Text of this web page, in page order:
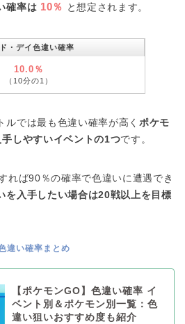
確率は 10％ と想定されます。
・デイ色違い確率
10.0％
（10分の1）
ルでは最も色違い確率が高く ポケモ
しやすいイベントの1つです。
れば90％の確率で色違いに遭遇でき
を入手したい場合は20戦以上を目標
違い確率まとめ
【ポケモンGO】色違い確率 イ
ベント別＆ポケモン別一覧：色
違い狙いおすすめ度も紹介